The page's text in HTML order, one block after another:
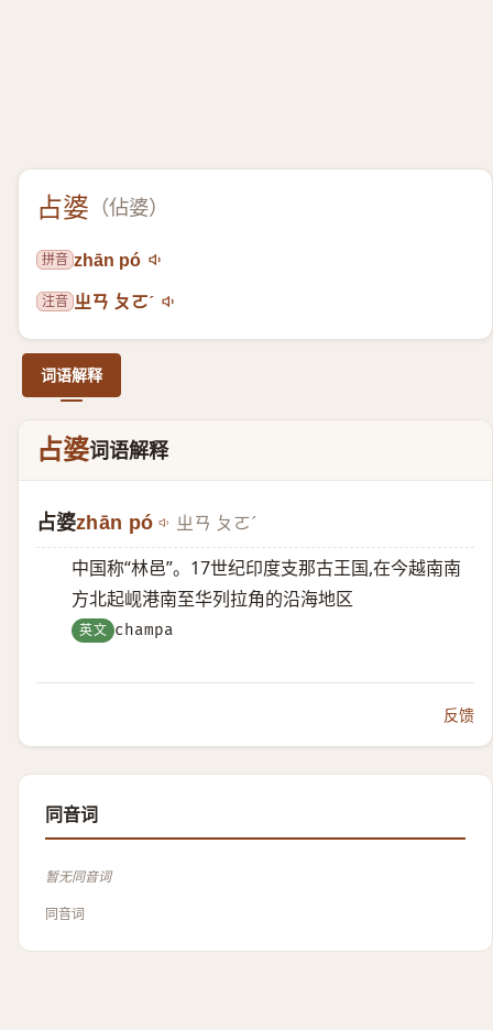
占婆 （佔婆）
拼音 zhān pó
注音 ㄓㄢ ㄆㄛˊ
词语解释
占婆词语解释
占婆zhān pó ㄓㄢ ㄆㄛˊ
中国称“林邑”。17世纪印度支那古王国,在今越南南
方北起岘港南至华列拉角的沿海地区
英文 champa
反馈
同音词
暂无同音词
同音词